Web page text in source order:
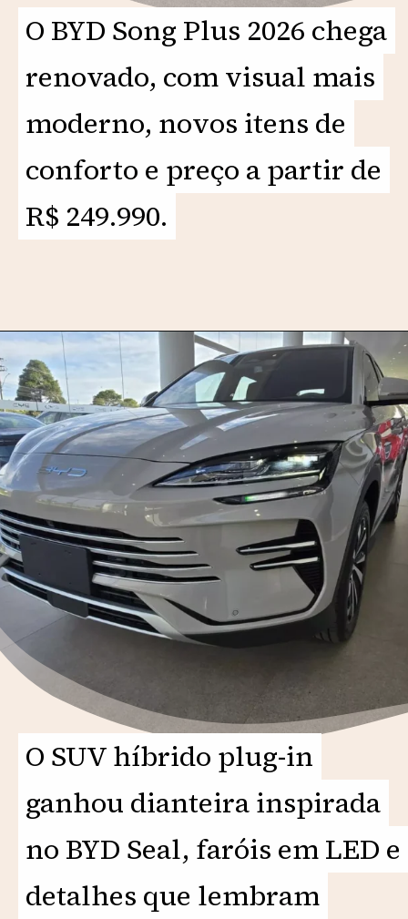
O BYD Song Plus 2026 chega
renovado, com visual mais
moderno, novos itens de
conforto e preço a partir de
R$ 249.990.
O BYD Song Plus 2026 chega
renovado, com visual mais
moderno, novos itens de
conforto e preço a partir de
R$ 249.990.
Opening https://motorprime.com.br/novo-byd-song-plus-2026-qual-e-o-preco-e-diferenciais/
O SUV híbrido plug-in
ganhou dianteira inspirada
no BYD Seal, faróis em LED e
detalhes que lembram
O SUV híbrido plug-in
ganhou dianteira inspirada
no BYD Seal, faróis em LED e
detalhes que lembram